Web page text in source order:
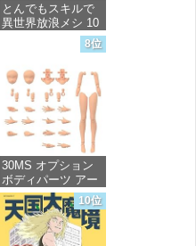
とんでもスキルで
異世界放浪メシ 10
(ガルドコミックス)
価格：¥726
8位
30MS オプション
ボディパーツ アー
ムパーツ&レッグパ
ーツ [カラーC] 色
分け済みプラモデ
ル
10位